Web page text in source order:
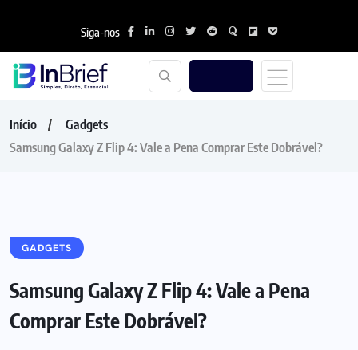
Siga-nos
Início
Gadgets
Samsung Galaxy Z Flip 4: Vale a Pena Comprar Este Dobrável?
GADGETS
Samsung Galaxy Z Flip 4: Vale a Pena
Comprar Este Dobrável?